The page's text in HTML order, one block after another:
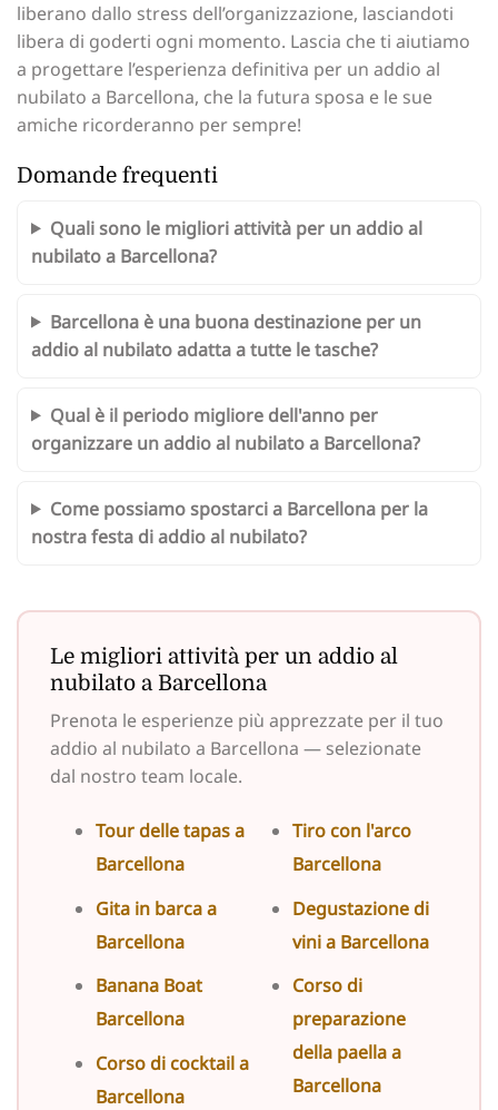
liberano dallo stress dell’organizzazione, lasciandoti
libera di goderti ogni momento. Lascia che ti aiutiamo
a progettare l’esperienza definitiva per un addio al
nubilato a Barcellona, che la futura sposa e le sue
amiche ricorderanno per sempre!
Domande frequenti
Quali sono le migliori attività per un addio al
nubilato a Barcellona?
Barcellona è una buona destinazione per un
addio al nubilato adatta a tutte le tasche?
Qual è il periodo migliore dell'anno per
organizzare un addio al nubilato a Barcellona?
Come possiamo spostarci a Barcellona per la
nostra festa di addio al nubilato?
Le migliori attività per un addio al
nubilato a Barcellona
Prenota le esperienze più apprezzate per il tuo
addio al nubilato a Barcellona — selezionate
dal nostro team locale.
Tour delle tapas a
Barcellona
Gita in barca a
Barcellona
Banana Boat
Barcellona
Corso di cocktail a
Barcellona
Tiro con l'arco
Barcellona
Degustazione di
vini a Barcellona
Corso di
preparazione
della paella a
Barcellona